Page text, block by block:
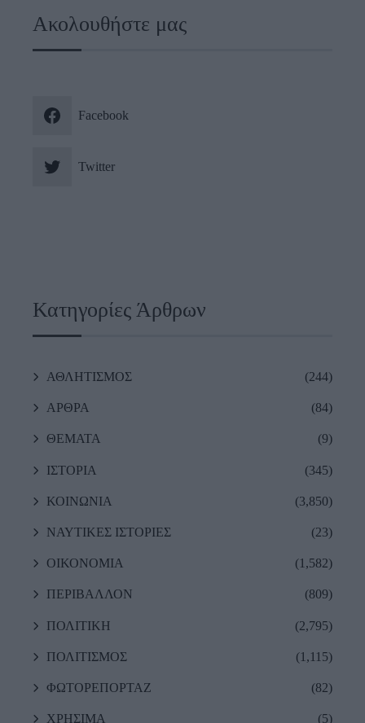
Ακολουθήστε μας
Facebook
Twitter
Κατηγορίες Άρθρων
ΑΘΛΗΤΙΣΜΟΣ (244)
ΑΡΘΡΑ (84)
ΘΕΜΑΤΑ (9)
ΙΣΤΟΡΙΑ (345)
ΚΟΙΝΩΝΙΑ (3,850)
ΝΑΥΤΙΚΕΣ ΙΣΤΟΡΙΕΣ (23)
ΟΙΚΟΝΟΜΙΑ (1,582)
ΠΕΡΙΒΑΛΛΟΝ (809)
ΠΟΛΙΤΙΚΗ (2,795)
ΠΟΛΙΤΙΣΜΟΣ (1,115)
ΦΩΤΟΡΕΠΟΡΤΑΖ (82)
ΧΡΗΣΙΜΑ (5)